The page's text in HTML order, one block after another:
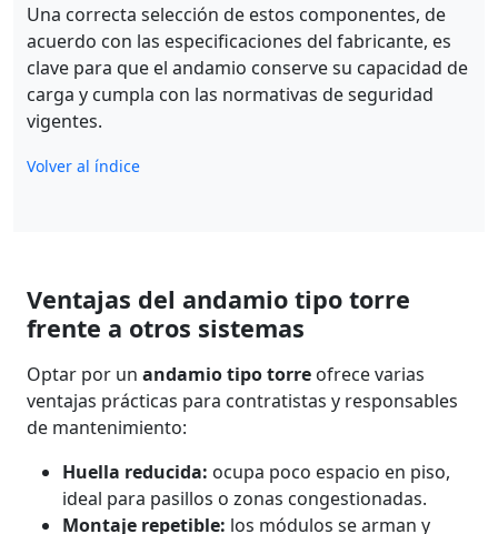
Una correcta selección de estos componentes, de
acuerdo con las especificaciones del fabricante, es
clave para que el andamio conserve su capacidad de
carga y cumpla con las normativas de seguridad
vigentes.
Volver al índice
Ventajas del andamio tipo torre
frente a otros sistemas
Optar por un andamio tipo torre ofrece varias
ventajas prácticas para contratistas y responsables
de mantenimiento:
Huella reducida: ocupa poco espacio en piso,
ideal para pasillos o zonas congestionadas.
Montaje repetible: los módulos se arman y